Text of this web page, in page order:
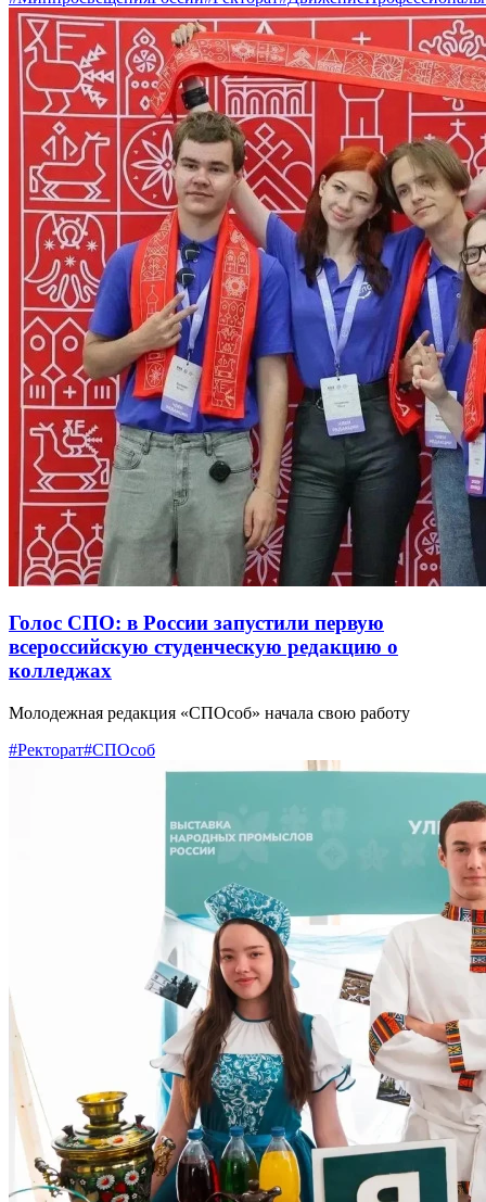
Голос СПО: в России запустили первую
всероссийскую студенческую редакцию о
колледжах
Молодежная редакция «СПОсоб» начала свою работу
#Ректорат#СПОсоб